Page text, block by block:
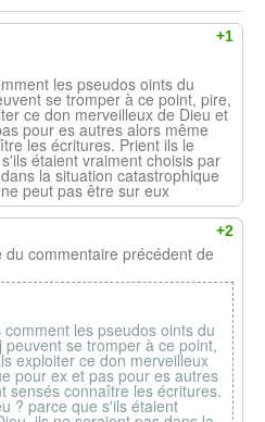
+1
les pseudos oints du
se tromper à ce point, pire,
ce don merveilleux de Dieu et
pour es autres alors même
les écritures. Prient ils le
étaient vraiment choisis par
la situation catastrophique
peut pas être sur eux
+2
commentaire précédent de
les pseudos oints du
se tromper à ce point,
exploiter ce don merveilleux
pour ex et pas pour es autres
sensés connaître les écritures.
? parce que s'ils étaient